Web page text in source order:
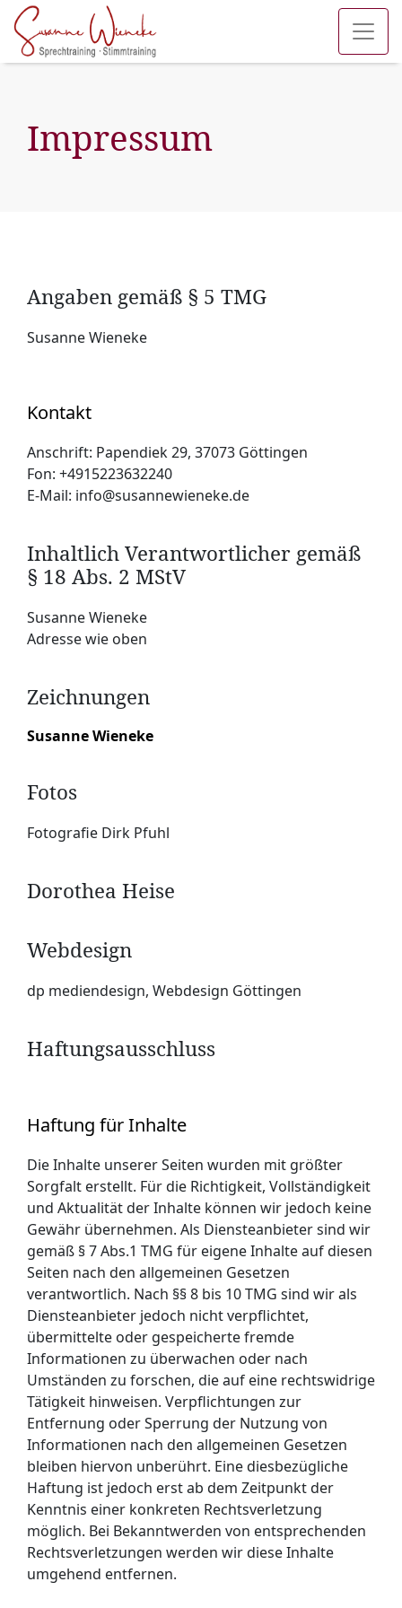
Impressum
Angaben gemäß § 5 TMG
Susanne Wieneke
Kontakt
Anschrift: Papendiek 29, 37073 Göttingen
Fon: +4915223632240
E-Mail: info@susannewieneke.de
Inhaltlich Verantwortlicher gemäß
§ 18 Abs. 2 MStV
Susanne Wieneke
Adresse wie oben
Zeichnungen
Susanne Wieneke
Fotos
Fotografie Dirk Pfuhl
Dorothea Heise
Webdesign
dp mediendesign, Webdesign Göttingen
Haftungsausschluss
Haftung für Inhalte
Die Inhalte unserer Seiten wurden mit größter
Sorgfalt erstellt. Für die Richtigkeit, Vollständigkeit
und Aktualität der Inhalte können wir jedoch keine
Gewähr übernehmen. Als Diensteanbieter sind wir
gemäß § 7 Abs.1 TMG für eigene Inhalte auf diesen
Seiten nach den allgemeinen Gesetzen
verantwortlich. Nach §§ 8 bis 10 TMG sind wir als
Diensteanbieter jedoch nicht verpflichtet,
übermittelte oder gespeicherte fremde
Informationen zu überwachen oder nach
Umständen zu forschen, die auf eine rechtswidrige
Tätigkeit hinweisen. Verpflichtungen zur
Entfernung oder Sperrung der Nutzung von
Informationen nach den allgemeinen Gesetzen
bleiben hiervon unberührt. Eine diesbezügliche
Haftung ist jedoch erst ab dem Zeitpunkt der
Kenntnis einer konkreten Rechtsverletzung
möglich. Bei Bekanntwerden von entsprechenden
Rechtsverletzungen werden wir diese Inhalte
umgehend entfernen.